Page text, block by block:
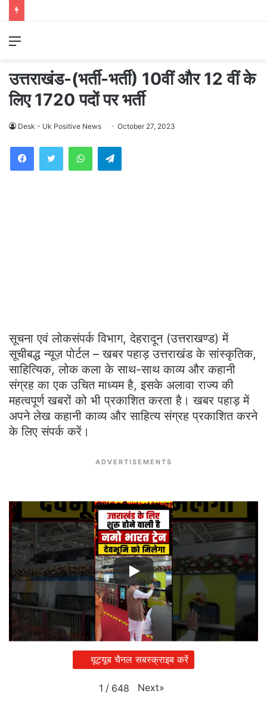
Menu
उत्तराखंड-(भर्ती-भर्ती) 10वीं और 12 वीं के
लिए 1720 पदों पर भर्ती
Desk - Uk Positive News October 27, 2023
WhatsAppTelegram
सूचना एवं लोकसंपर्क विभाग, देहरादून (उत्तराखण्ड) में
सूचीबद्ध न्यूज़ पोर्टल – खबर पहाड़ उत्तराखंड के सांस्कृतिक,
साहित्यिक, लोक कला के साथ-साथ काव्य और कहानी
संग्रह का एक उचित माध्यम है, इसके अलावा राज्य की
महत्वपूर्ण खबरों को भी प्रकाशित करता है। खबर पहाड़ में
अपने लेख कहानी काव्य और साहित्य संग्रह प्रकाशित करने
के लिए संपर्क करें।
ADVERTISEMENTS
यूट्यूब चैनल सबस्क्राइब करें
1 / 648 Next»